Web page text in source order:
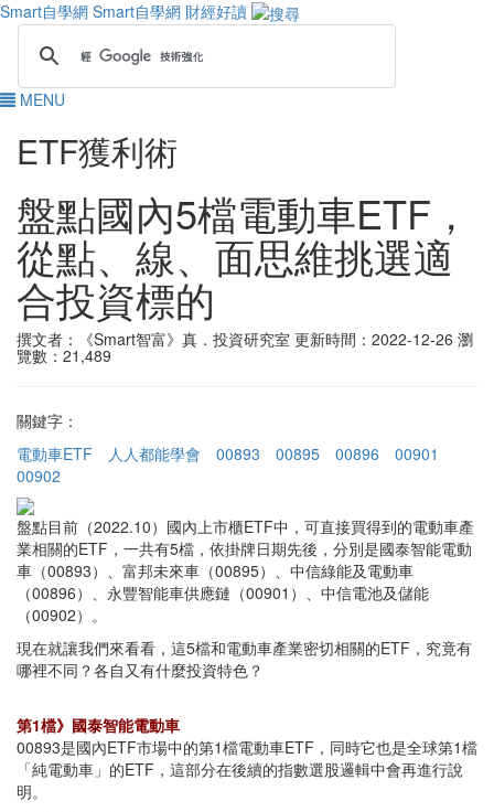
Smart自學網 Smart自學網 財經好讀
MENU
ETF獲利術
盤點國內5檔電動車ETF，
從點、線、面思維挑選適
合投資標的
撰文者：《Smart智富》真．投資研究室 更新時間：2022-12-26 瀏
覽數：21,489
關鍵字：
電動車ETF
人人都能學會 00893 00895 00896
00901
00902
盤點目前（2022.10）國內上市櫃ETF中，可直接買得到的電動車產
業相關的ETF，一共有5檔，依掛牌日期先後，分別是國泰智能電動
車（00893）、富邦未來車（00895）、中信綠能及電動車
（00896）、永豐智能車供應鏈（00901）、中信電池及儲能
（00902）。
現在就讓我們來看看，這5檔和電動車產業密切相關的ETF，究竟有
哪裡不同？各自又有什麼投資特色？
第1檔》國泰智能電動車
00893是國內ETF市場中的第1檔電動車ETF，同時它也是全球第1檔
「純電動車」的ETF，這部分在後續的指數選股邏輯中會再進行說
明。